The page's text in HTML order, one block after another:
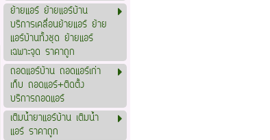
ย้ายแอร์ ย้ายแอร์บ้าน
บริการเคลื่อนย้ายแอร์ ย้าย
แอร์บ้านทั้งชุด ย้ายแอร์
เฉพาะจุด ราคาถูก
ถอดแอร์บ้าน ถอดแอร์เก่า
เก็บ ถอดแอร์+ติดตั้ง
บริการถอดแอร์
เติมน้ำยาแอร์บ้าน เติมน้ำ
แอร์ ราคาถูก